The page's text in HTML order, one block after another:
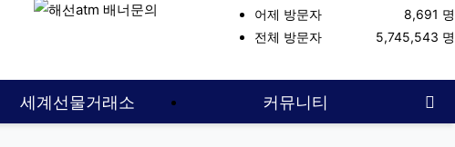
해외선물대여업체 나스닥
어제 방문자
8,691 명
전체 방문자
5,745,543 명
세계선물거래소 커뮤니티